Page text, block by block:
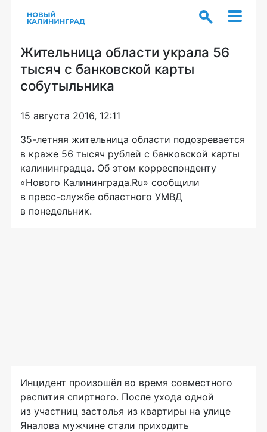
Жительница области украла 56
тысяч с банковской карты
собутыльника
15 августа 2016, 12:11
35-летняя жительница области подозревается
в краже 56 тысяч рублей с банковской карты
калининградца. Об этом корреспонденту
«Нового Калининграда.Ru» сообщили
в пресс-службе областного УМВД
в понедельник.
Инцидент произошёл во время совместного
распития спиртного. После ухода одной
из участниц застолья из квартиры на улице
Яналова мужчине стали приходить